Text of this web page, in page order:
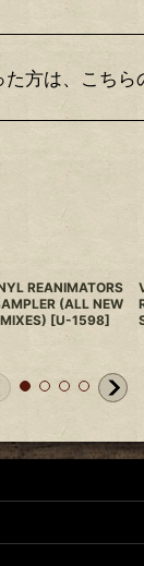
方は、こちら
REANIMATORS
(ALL NEW
[U-1598]